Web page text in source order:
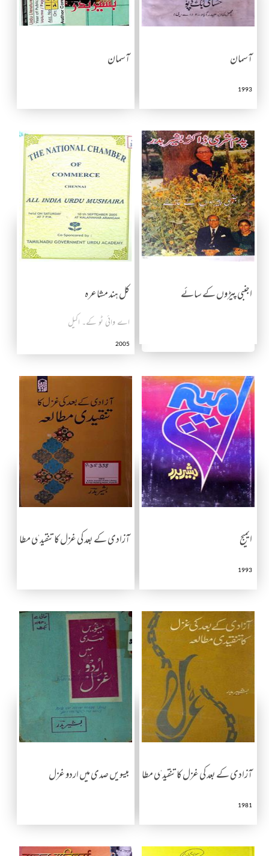
آسمان
1993
آسمان
اجنبی پیڑوں کے سائے کل ہند مشاعرہ
اے وائی ٹو کے۔ اکیل
2005
ایمیج
1993
آزادی کے بعد کی غزل کا تنقیدی مطالعہ
آزادی کے بعد کی غزل کا تنقیدی مطالعہ
1981
بیسویں صدی میں اردو غزل